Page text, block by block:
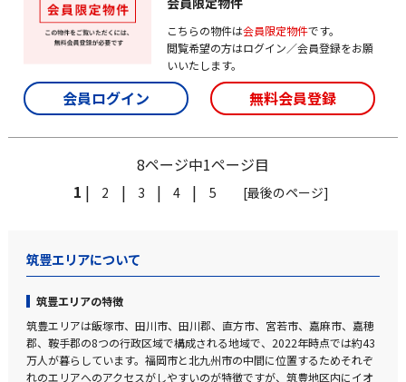
こちらの物件は会員限定物件です。
閲覧希望の方はログイン／会員登録をお願
いいたします。
会員ログイン 無料会員登録
8ページ中1ページ目
1 | 2 | 3 | 4 | 5 [最後のページ]
筑豊エリアについて
筑豊エリアの特徴
筑豊エリアは飯塚市、田川市、田川郡、直方市、宮若市、嘉麻市、嘉穂
郡、鞍手郡の8つの行政区域で構成される地域で、2022年時点では約43
万人が暮らしています。福岡市と北九州市の中間に位置するためそれぞ
れのエリアへのアクセスがしやすいのが特徴ですが、筑豊地区内にイオ